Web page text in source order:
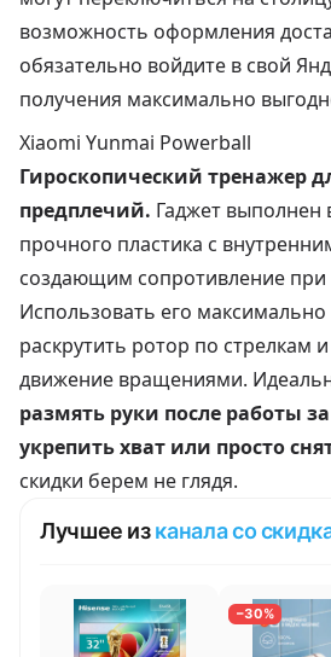
возможность оформления
обязательно войдите в свой
получения максимально
Xiaomi Yunmai Powerball
Гироскопический тренажер
предплечий. Гаджет выполнен
прочного пластика с
создающим сопротивление
Использовать его
раскрутить ротор по стрелкам
движение вращениями.
размять руки после работы
укрепить хват или просто
скидки берем не глядя.
Лучшее изканала со
−30%